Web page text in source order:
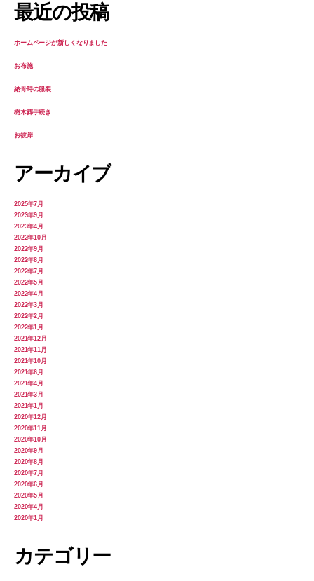
最近の投稿
ホームページが新しくなりました
お布施
納骨時の服装
樹木葬手続き
お彼岸
アーカイブ
2025年7月
2023年9月
2023年4月
2022年10月
2022年9月
2022年8月
2022年7月
2022年5月
2022年4月
2022年3月
2022年2月
2022年1月
2021年12月
2021年11月
2021年10月
2021年6月
2021年4月
2021年3月
2021年1月
2020年12月
2020年11月
2020年10月
2020年9月
2020年8月
2020年7月
2020年6月
2020年5月
2020年4月
2020年1月
カテゴリー